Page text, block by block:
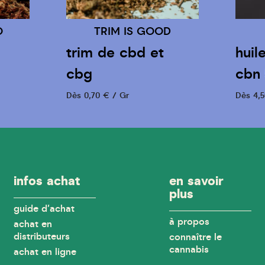
DODO
huile cbd 10%
cbn 5%
Dès 4,50 € / ml
infos achat
guide d'achat
achat en
distributeurs
achat en ligne
en savoir
plus
à propos
connaître le
cannabis